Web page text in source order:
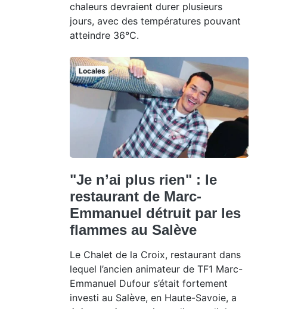
chaleurs devraient durer plusieurs
jours, avec des températures pouvant
atteindre 36°C.
Locales
"Je n’ai plus rien" : le
restaurant de Marc-
Emmanuel détruit par les
flammes au Salève
Le Chalet de la Croix, restaurant dans
lequel l’ancien animateur de TF1 Marc-
Emmanuel Dufour s’était fortement
investi au Salève, en Haute-Savoie, a